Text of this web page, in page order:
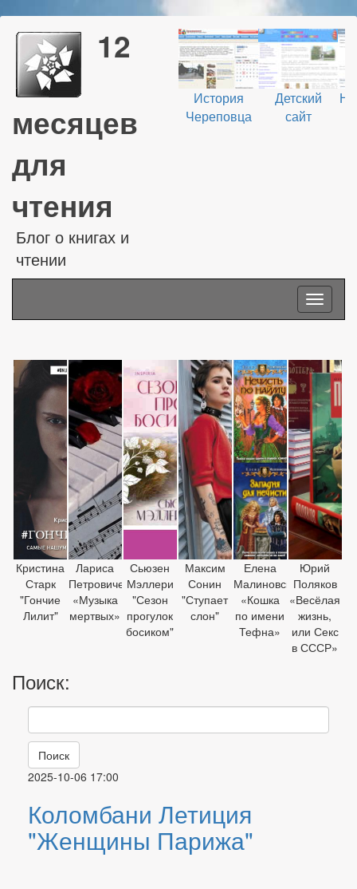
12
месяцев
для
чтения
Блог о книгах и
чтении
История
Череповца
Детский
сайт
Toggle
Кристина
Старк
"Гончие
Лилит"
Лариса
Петровичева
«Музыка
мертвых»
Сьюзен
Мэллери
"Сезон
прогулок
босиком"
Максим
Сонин
"Ступает
слон"
Елена
Малиновская
«Кошка
по имени
Тефна»
Юрий
Поляков
«Весёлая
жизнь,
или Секс
в СССР»
Поиск:
Поиск
2025-10-06 17:00
Коломбани Летиция
"Женщины Парижа"